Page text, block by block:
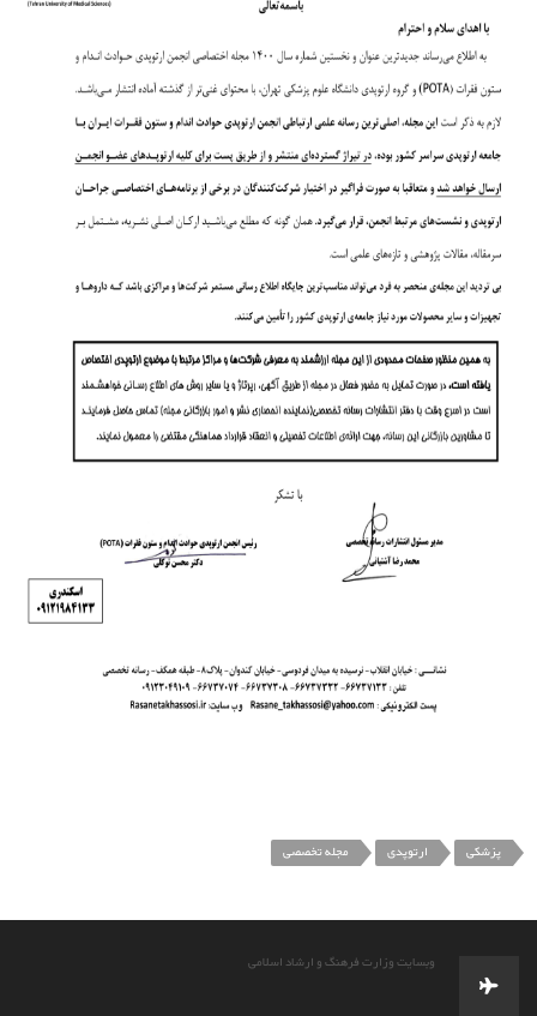
پزشکی ارتوپدی مجله تخصصی
وبسایت وزارت فرهنگ و ارشاد اسلامی